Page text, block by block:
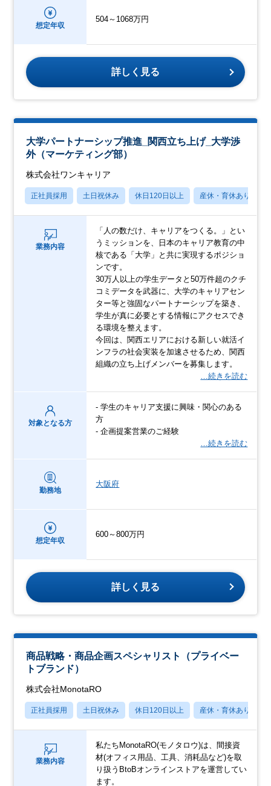
想定年収
504～1068万円
詳しく見る
大学パートナーシップ推進_関西立ち上げ_大学渉
外（マーケティング部）
株式会社ワンキャリア
正社員採用 土日祝休み 休日120日以上 産休・育休あり
業務内容
「人の数だけ、キャリアをつくる。」とい
うミッションを、日本のキャリア教育の中
核である「大学」と共に実現するポジショ
ンです。
30万人以上の学生データと50万件超のクチ
コミデータを武器に、大学のキャリアセン
ター等と強固なパートナーシップを築き、
学生が真に必要とする情報にアクセスでき
る環境を整えます。
今回は、関西エリアにおける新しい就活イ
ンフラの社会実装を加速させるため、関西
組織の立ち上げメンバーを募集します。
…続きを読む
対象となる方
- 学生のキャリア支援に興味・関心のある
方
- 企画提案営業のご経験
…続きを読む
勤務地
大阪府
想定年収
600～800万円
詳しく見る
商品戦略・商品企画スペシャリスト（プライベー
トブランド）
株式会社MonotaRO
正社員採用 土日祝休み 休日120日以上 産休・育休あり
業務内容
私たちMonotaRO(モノタロウ)は、間接資
材(オフィス用品、工具、消耗品など)を取
り扱うBtoBオンラインストアを運営してい
ます。